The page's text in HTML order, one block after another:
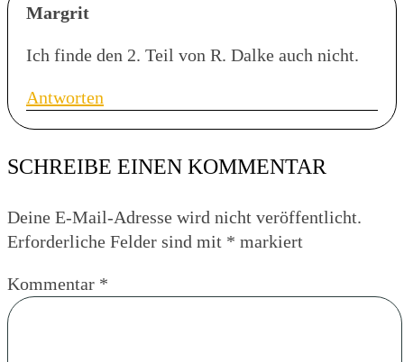
Margrit
Ich finde den 2. Teil von R. Dalke auch nicht.
Antworten
SCHREIBE EINEN KOMMENTAR
Deine E-Mail-Adresse wird nicht veröffentlicht.
Erforderliche Felder sind mit * markiert
Kommentar *